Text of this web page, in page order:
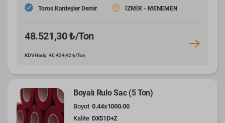
Toros Kardeşler Demir İZMİR - MENEMEN
48.521,30 ₺/Ton
KDV Hariç: 40.434,42 ₺/Ton
Boyalı Rulo Sac (5 Ton)
Boyut 0.44x1000.00
Kalite DX51D+Z